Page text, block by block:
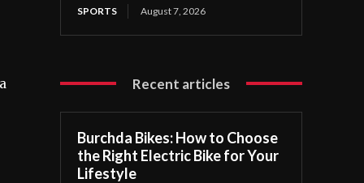
SPORTS August 7, 2026
Recent articles
Burchda Bikes: How to Choose
the Right Electric Bike for Your
Lifestyle